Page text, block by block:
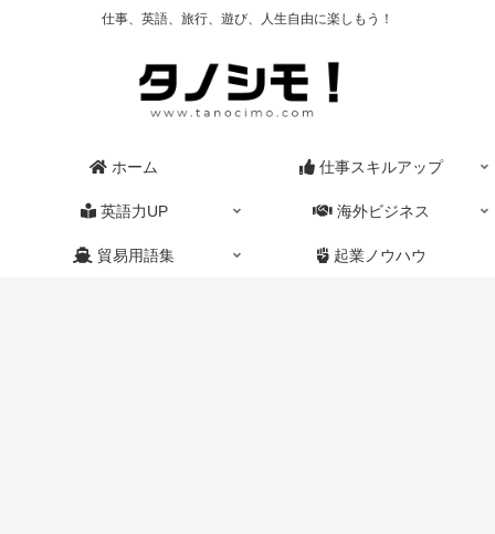
仕事、英語、旅行、遊び、人生自由に楽しもう！
ホーム 仕事スキルアップ
英語力UP 海外ビジネス
貿易用語集 起業ノウハウ